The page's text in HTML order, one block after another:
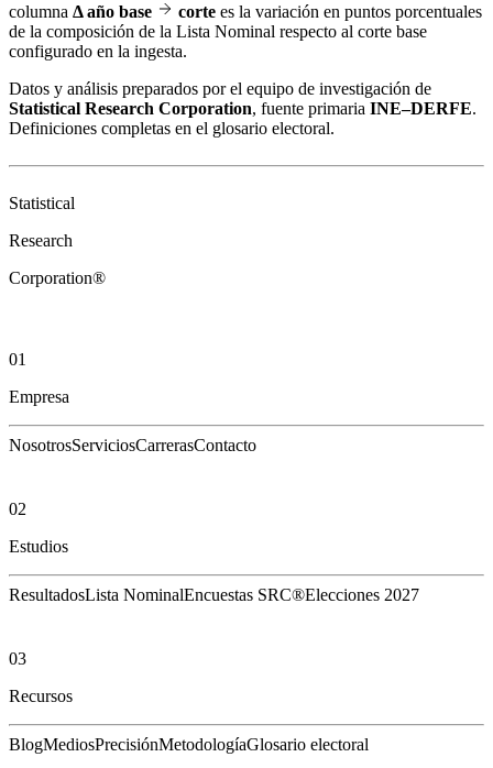
columna Δ año base corte es la variación en puntos porcentuales
de la composición de la Lista Nominal respecto al corte base
configurado en la ingesta.
Datos y análisis preparados por el equipo de investigación de
Statistical Research Corporation, fuente primaria INE–DERFE.
Definiciones completas en el glosario electoral.
Statistical
Research
Corporation®
01
Empresa
NosotrosServiciosCarrerasContacto
02
Estudios
ResultadosLista NominalEncuestas SRC®Elecciones 2027
03
Recursos
BlogMediosPrecisiónMetodologíaGlosario electoral